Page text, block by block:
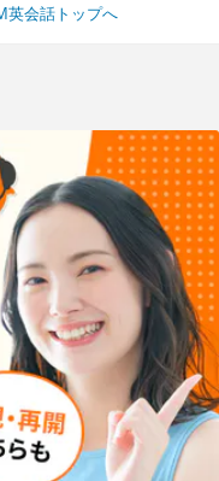
英会話トップへ